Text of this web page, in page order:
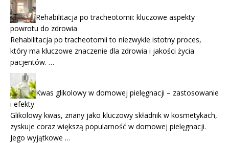
Rehabilitacja po tracheotomii: kluczowe aspekty
powrotu do zdrowia
Rehabilitacja po tracheotomii to niezwykle istotny proces,
który ma kluczowe znaczenie dla zdrowia i jakości życia
pacjentów. …
Kwas glikolowy w domowej pielęgnacji – zastosowanie
i efekty
Glikolowy kwas, znany jako kluczowy składnik w kosmetykach,
zyskuje coraz większą popularność w domowej pielęgnacji.
Jego wyjątkowe …